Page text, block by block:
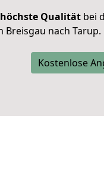
höchste Qualität bei
Breisgau nach Tarup.
Kostenlose